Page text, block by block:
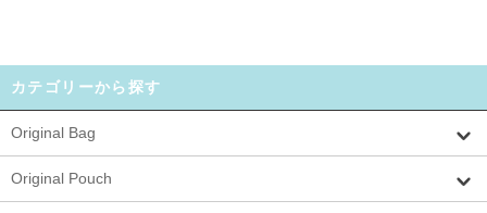
カテゴリーから探す
Original Bag
Original Pouch